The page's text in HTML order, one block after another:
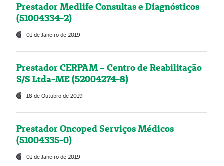
Prestador Medlife Consultas e Diagnósticos
(51004334-2)
01 de Janeiro de 2019
Prestador CERPAM – Centro de Reabilitação
S/S Ltda-ME (52004274-8)
18 de Outubro de 2019
Prestador Oncoped Serviços Médicos
(51004335-0)
01 de Janeiro de 2019